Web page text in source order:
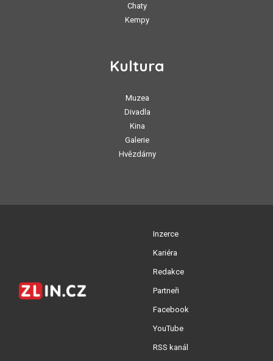
Chaty
Kempy
Kultura
Muzea
Divadla
Kina
Galerie
Hvězdárny
Inzerce
Kariéra
Redakce
Partneři
Facebook
YouTube
RSS kanál